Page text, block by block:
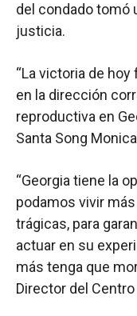
del condado tomó
justicia.
“La victoria de
en la dirección
reproductiva en
Santa Song
“Georgia tiene la
podamos vivir
trágicas, para
actuar en su
más tenga que
Director del